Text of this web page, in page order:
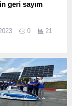
geri sayım
başlayarak
eden TAYK
0 21